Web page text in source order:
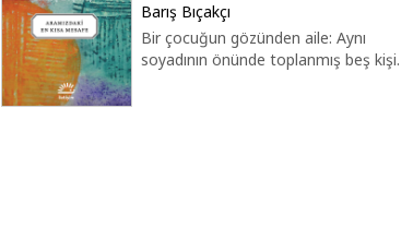
Barış Bıçakçı
Bir çocuğun gözünden aile: Aynı
soyadının önünde toplanmış beş kişi.